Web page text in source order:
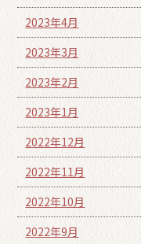
2023年4月
2023年3月
2023年2月
2023年1月
2022年12月
2022年11月
2022年10月
2022年9月